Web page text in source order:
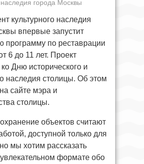
наследия города Москвы
культурного наследия
впервые запустит
программу по реставрации
6 до 11 лет. Проект
Дню исторического и
наследия столицы. Об этом
сайте мэра и
столицы.
объектов считают
доступной только для
мы хотим рассказать
формате обо